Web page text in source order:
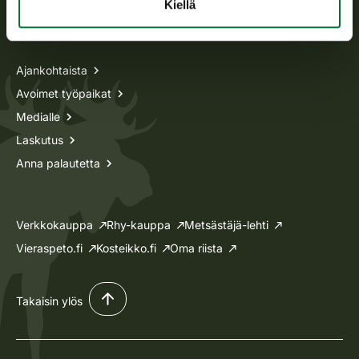
Kiellä
Tietoa meistä
Ajankohtaista
Avoimet työpaikat
Medialle
Laskutus
Anna palautetta
Verkkokauppa Rhy-kauppa
Metsästäjä-lehti
Vieraspeto.fi
Kosteikko.fi Oma riista
Takaisin ylös